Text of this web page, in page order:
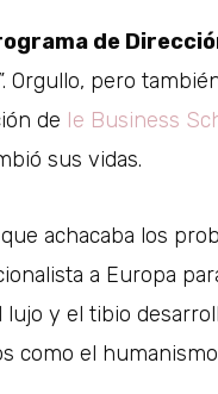
de
”. Orgullo, pero
de Ie Business
sus vidas.
achacaba los
a Europa
y el tibio
como el